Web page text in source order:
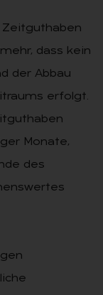
dass kein
der Abbau
erfolgt.
Monate,
des